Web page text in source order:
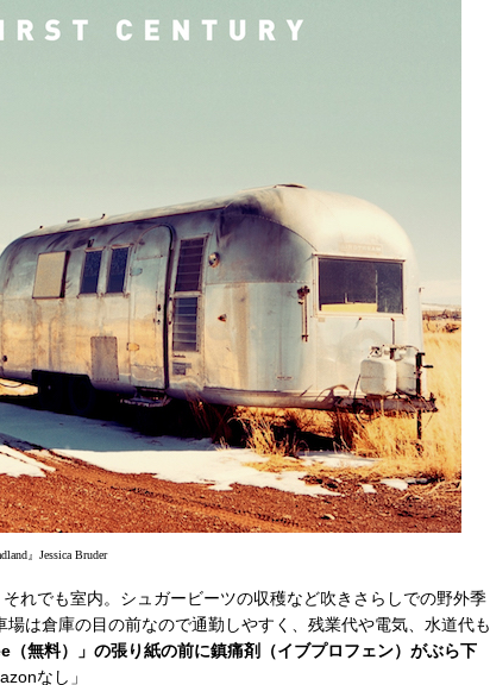
』Jessica Bruder
れでも室内。シュガービーツの収穫など吹きさらしでの野外季
は倉庫の目の前なので通勤しやすく、残業代や電気、水道代も
（無料）」の張り紙の前に鎮痛剤（イブプロフェン）がぶら下
なし」